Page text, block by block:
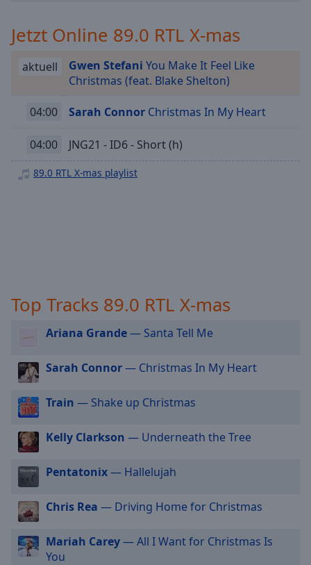
subtitles
opens
subtitles
dialog
off,
selected
window.
Beginning
dialog
window.
Escape
close
window.
Text
89.0 RTL Remmi Demmi
89.0 RTL Flashback
89.0 RTL 2000er
89.0 RTL 2010er
89.0 RTL Houseputz
Jetzt Online 89.0 RTL X-mas
aktuell Gwen Stefani You Make It Feel Like
Christmas (feat. Blake Shelton)
04:00 Sarah Connor Christmas In My Heart
04:00 JNG21 - ID6 - Short (h)
89.0 RTL X-mas playlist
Top Tracks 89.0 RTL X-mas
Ariana Grande— Santa Tell Me
Sarah Connor— Christmas In My Heart
Train — Shake up Christmas
Kelly Clarkson — Underneath the Tree
Pentatonix— Hallelujah
Chris Rea — Driving Home for Christmas
Mariah Carey— All I Want for Christmas Is
You